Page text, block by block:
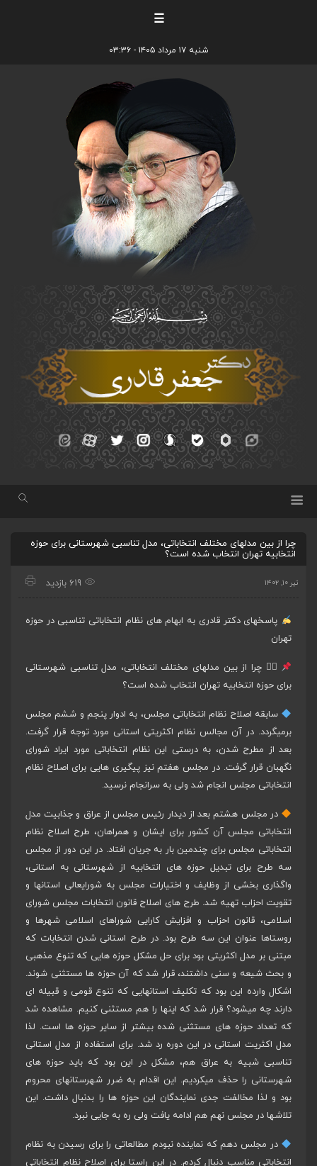
☰
شنبه ۱۷ مرداد ۱۴۰۵ - ۰۳:۳۶
چرا از بین مدلهای مختلف انتخاباتی، مدل تناسبی شهرستانی برای حوزه
انتخابیه تهران انتخاب شده است؟
تیر ۱۰, ۱۴۰۲ 619 بازدید
پاسخهای دکتر قادری به ابهام های نظام انتخاباتی تناسبی در حوزه
تهران
⃣ چرا از بین مدلهای مختلف انتخاباتی، مدل تناسبی شهرستانی
برای حوزه انتخابیه تهران انتخاب شده است؟
سابقه اصلاح نظام انتخاباتی مجلس، به ادوار پنجم و ششم مجلس
برمیگردد. در آن مجالس نظام اکثریتی استانی مورد توجه قرار گرفت.
بعد از مطرح شدن، به درستی این نظام انتخاباتی مورد ایراد شورای
نگهبان قرار گرفت. در مجلس هفتم نیز پیگیری هایی برای اصلاح نظام
انتخاباتی مجلس انجام شد ولی به سرانجام نرسید.
در مجلس هشتم بعد از دیدار رئیس مجلس از عراق و جذابیت مدل
انتخاباتی مجلس آن کشور برای ایشان و همراهان، طرح اصلاح نظام
انتخاباتی مجلس برای چندمین بار به جریان افتاد. در این دور از مجلس
سه طرح برای تبدیل حوزه های انتخابیه از شهرستانی به استانی،
واگذاری بخشی از وظایف و اختیارات مجلس به شورایعالی استانها و
تقویت احزاب تهیه شد. طرح های اصلاح قانون انتخابات مجلس شورای
اسلامی، قانون احزاب و افزایش کارایی شوراهای اسلامی شهرها و
روستاها عنوان این سه طرح بود. در طرح استانی شدن انتخابات که
مبتنی بر مدل اکثریتی بود برای حل مشکل حوزه هایی که تنوع مذهبی
و بحث شیعه و سنی داشتند، قرار شد که آن حوزه ها مستثنی شوند.
اشکال وارده این بود که تکلیف استانهایی که تنوع قومی و قبیله ای
دارند چه میشود؟ قرار شد که اینها را هم مستثنی کنیم. مشاهده شد
که تعداد حوزه های مستثنی شده بیشتر از سایر حوزه ها است. لذا
مدل اکثریت استانی در این دوره رد شد. برای استفاده از مدل استانی
تناسبی شبیه به عراق هم، مشکل در این بود که باید حوزه های
شهرستانی را حذف میکردیم. این اقدام به ضرر شهرستانهای محروم
بود و لذا مخالفت جدی نمایندگان این حوزه ها را بدنبال داشت. این
تلاشها در مجلس نهم هم ادامه یافت ولی ره به جایی نبرد.
در مجلس دهم که نماینده نبودم مطالعاتی را برای رسیدن به نظام
انتخاباتی مناسب دنبال کردم. در این راستا برای اصلاح نظام انتخاباتی